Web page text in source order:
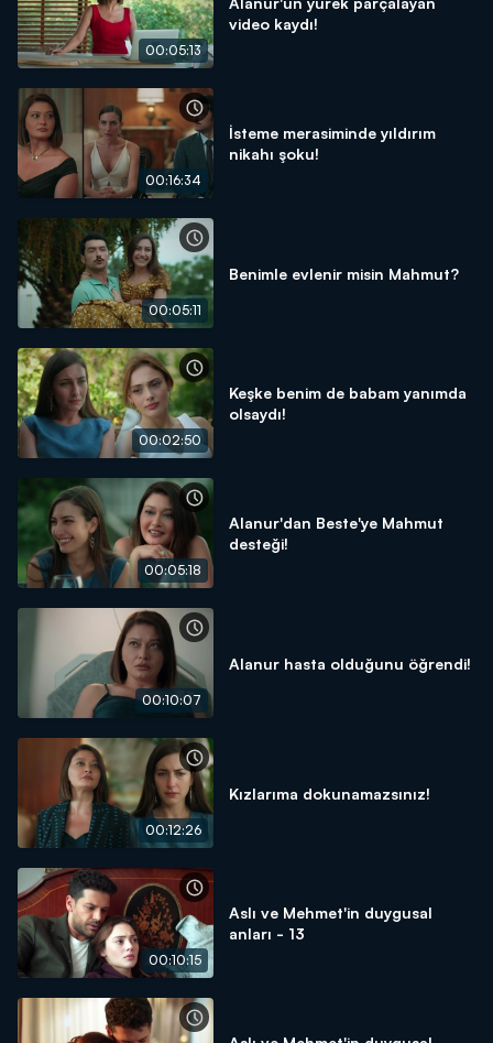
00:05:13
video kaydı!
00:16:34
İsteme merasiminde yıldırım
nikahı şoku!
00:05:11
Benimle evlenir misin Mahmut?
00:02:50
Keşke benim de babam yanımda
olsaydı!
00:05:18
Alanur'dan Beste'ye Mahmut
desteği!
00:10:07
Alanur hasta olduğunu öğrendi!
00:12:26
Kızlarıma dokunamazsınız!
00:10:15
Aslı ve Mehmet'in duygusal
anları - 13